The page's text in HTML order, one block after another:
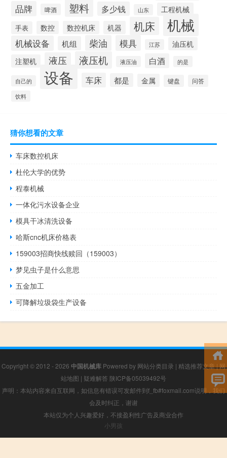
品牌 啤酒 塑料 多少钱 山东 工程机械
手表 数控 数控机床 机器 机床 机械
机械设备 机组 柴油 模具 江苏
油压机
注塑机
液压 液压机 液压油 白酒 的是
自己的 设备 车床 都是 金属 键盘 问答
饮料
猜你想看的文章
车床数控机床
杜伦大学的优势
程泰机械
一体化污水设备企业
模具干冰清洗设备
哈斯cnc机床价格表
159003招商快线赎回（159003）
梦见虫子是什么意思
五金加工
可降解垃圾袋生产设备
Copyright © 2012 - 2026 中国机械库 Powered by 网站分类目录 | 精选推荐文章|网
站地图 | 疑难解答 陕ICP备05039492号
声明：本站内容来自互联网，如信息有错误可发邮件到f_fb#foxmail.com说明，我们
会及时纠正，谢谢
本站仅为个人兴趣爱好，不接盈利性广告及商业合作
小男孩